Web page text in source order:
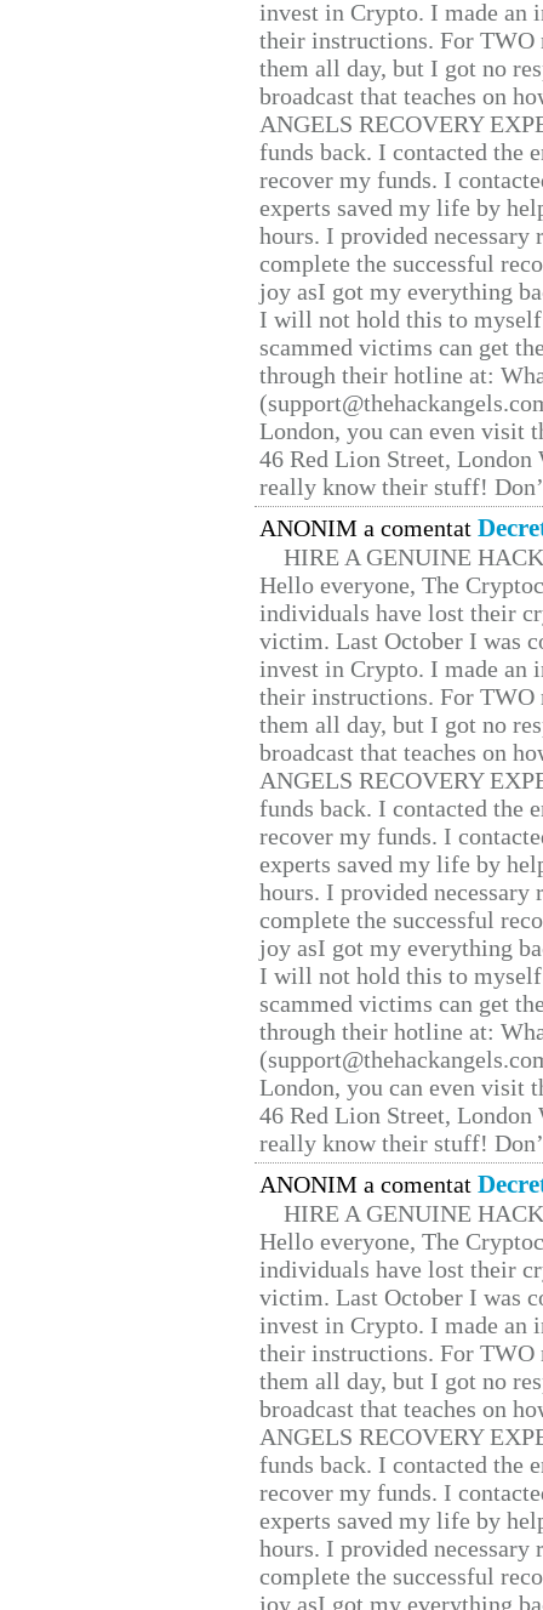
invest in Crypto. I made
their instructions. For TWO
them all day, but I got no
broadcast that teaches on
ANGELS RECOVERY
funds back. I contacted the
recover my funds. I
experts saved my life by
hours. I provided
complete the successful
joy asI got my everything
I will not hold this to
scammed victims can get
through their hotline at:
London, you can even visit
46 Red Lion Street, London
really know their stuff!
ANONIM a comentat
HIRE A GENUINE
Hello everyone, The
individuals have lost their
victim. Last October I was
invest in Crypto. I made
their instructions. For TWO
them all day, but I got no
broadcast that teaches on
ANGELS RECOVERY
funds back. I contacted the
recover my funds. I
experts saved my life by
hours. I provided
complete the successful
joy asI got my everything
I will not hold this to
scammed victims can get
through their hotline at:
London, you can even visit
46 Red Lion Street, London
really know their stuff!
ANONIM a comentat
HIRE A GENUINE
Hello everyone, The
individuals have lost their
victim. Last October I was
invest in Crypto. I made
their instructions. For TWO
them all day, but I got no
broadcast that teaches on
ANGELS RECOVERY
funds back. I contacted the
recover my funds. I
experts saved my life by
hours. I provided
complete the successful
joy asI got my everything